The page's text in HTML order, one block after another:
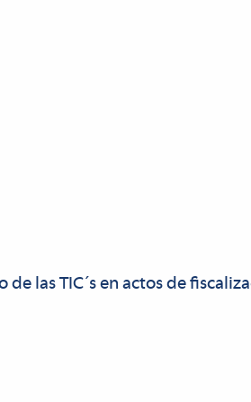
de las TIC´s en actos de